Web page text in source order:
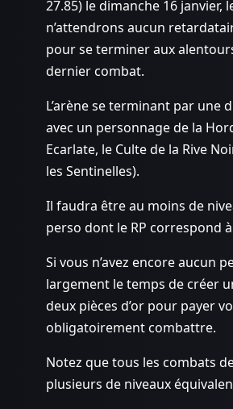
27.85) le dimanche 16
n’attendrons aucun
pour se terminer aux
dernier combat.
L’arène se terminant par
avec un personnage de la
Ecarlate, le Culte de la Rive
les Sentinelles).
Il faudra être au moins de
perso dont le RP correspond
Si vous n’avez encore aucun
largement le temps de créer
deux pièces d’or pour payer
obligatoirement combattre.
Notez que tous les combats
plusieurs de niveaux